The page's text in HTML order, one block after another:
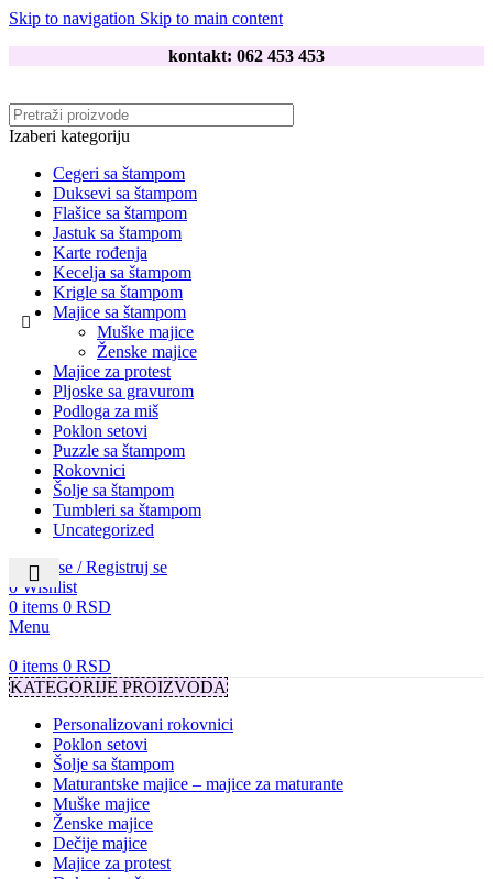
Skip to navigation Skip to main content
kontakt: 062 453 453
Izaberi kategoriju
Cegeri sa štampom
Duksevi sa štampom
Flašice sa štampom
Jastuk sa štampom
Karte rođenja
Kecelja sa štampom
Krigle sa štampom
Majice sa štampom
Muške majice
Ženske majice
Majice za protest
Pljoske sa gravurom
Podloga za miš
Poklon setovi
Puzzle sa štampom
Rokovnici
Šolje sa štampom
Tumbleri sa štampom
Uncategorized
Prijavi se / Registruj se
0 Wishlist
0 items 0 RSD
Menu
0 items 0 RSD
KATEGORIJE PROIZVODA
Personalizovani rokovnici
Poklon setovi
Šolje sa štampom
Maturantske majice – majice za maturante
Muške majice
Ženske majice
Dečije majice
Majice za protest